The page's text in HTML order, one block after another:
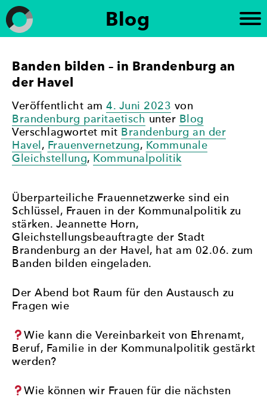
Weiter
zum
Inhalt
Förderung der politischen Gleichberechtigung von
Frauen in Brandenburg ein. Die Initiative
politischen Prozessen und setzt sich für eine
paritätische Vertretung in politischen Gremien ein
– mit dem Ziel, Geschlechtergerechtigkeit und eine
stärkere Frauenbeteiligung in der Politik zu
erreichen.
Blog
Banden bilden – in Brandenburg an
der Havel
Veröffentlicht am 4. Juni 2023 von
Brandenburg paritaetisch unter Blog
Verschlagwortet mit Brandenburg an der
Havel, Frauenvernetzung, Kommunale
Gleichstellung, Kommunalpolitik
Überparteiliche Frauennetzwerke sind ein
Schlüssel, Frauen in der Kommunalpolitik zu
stärken. Jeannette Horn,
Gleichstellungsbeauftragte der Stadt
Brandenburg an der Havel, hat am 02.06. zum
Banden bilden eingeladen.
Der Abend bot Raum für den Austausch zu
Fragen wie
Wie kann die Vereinbarkeit von Ehrenamt,
Beruf, Familie in der Kommunalpolitik gestärkt
werden?
Wie können wir Frauen für die nächsten